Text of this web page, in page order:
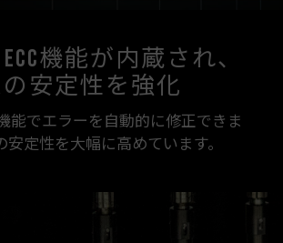
機能が内蔵され、
安定性を強化
能でエラーを自動的に修正できま
安定性を大幅に高めています。